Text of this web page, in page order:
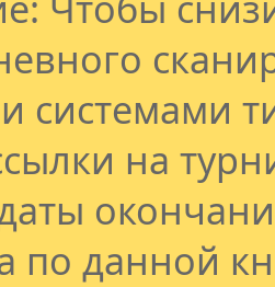
системами
на
по данной